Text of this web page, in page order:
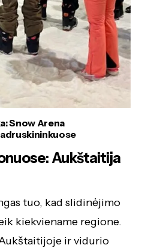
Snow Arena
Aukštaitija
tuo, kad slidinėjimo
kiekviename regione.
ir vidurio